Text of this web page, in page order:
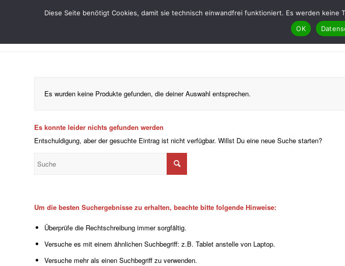
Es wurden keine Produkte gefunden, die deiner Auswahl entsprechen.
Es konnte leider nichts gefunden werden
Entschuldigung, aber der gesuchte Eintrag ist nicht verfügbar. Willst Du eine neue Suche starten?
Um die besten Suchergebnisse zu erhalten, beachte bitte folgende Hinweise:
Überprüfe die Rechtschreibung immer sorgfältig.
Versuche es mit einem ähnlichen Suchbegriff: z.B. Tablet anstelle von Laptop.
Versuche mehr als einen Suchbegriff zu verwenden.
Diese Seite benötigt Cookies, damit sie technisch einwandfrei funktioniert. Es werden
OK